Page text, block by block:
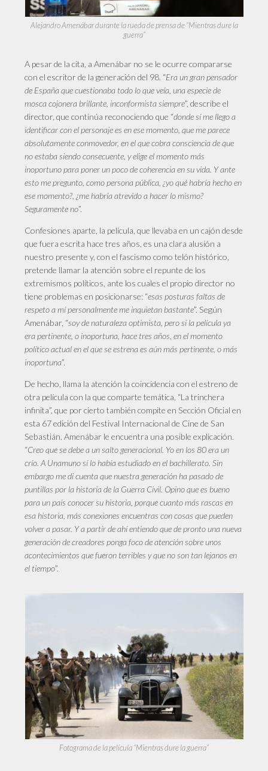
Alejandro Amenábar durante la rueda de prensa de “Mientras dure la
guerra”
A pesar de la cita, a Amenábar no se le ocurre compararse
con el escritor de la generación del 98. “Era un gran pensador
de España que cuestionaba todo lo que veía, una especie de
mosca cojonera brillante, inconformista siempre”, describe el
director, que continúa reconociendo que “donde sí me llego a
identificar con el personaje es en ese momento, que me parece
absolutamente conmovedor, en el que cobra consciencia de que
no estaba siendo consecuente, y elige el momento más
inoportuno para poner un poco de coherencia en su vida. Y ante
esto me pregunto, como persona pública, ¿yo qué habría hecho en
ese momento?, ¿me habría atrevido a hacer lo mismo?
Seguramente no”.
Confesiones aparte, la película, que llevaba en un cajón desde
que fuera escrita hace tres años, es una clara alusión a
nuestro presente y, con el fascismo como telón histórico,
pretende llamar la atención sobre el repunte de los
extremismos políticos, ante los cuales el propio director no
tiene problemas en posicionarse: “esas posturas faltas de
respeto a mí personalmente me inquietan bastante”. Según
Amenábar, “soy de naturaleza optimista, pero si la película ya
era pertinente, o inoportuna, hace tres años, en el momento
político actual en el que se estrena es aún más pertinente, o más
inoportuna”.
De hecho, llama la atención la coincidencia con el estreno de
otra película con la que comparte temática, “La trinchera
infinita”, que por cierto también compite en Sección Oficial en
esta 67 edición del Festival Internacional de Cine de San
Sebastián. Amenábar le encuentra una posible explicación.
“Creo que se debe a un salto generacional. Yo en los 80 era un
crío. A Unamuno sí lo había estudiado en el bachillerato. Sin
embargo me di cuenta que nuestra generación ha pasado de
puntillas por la historia de la Guerra Civil. Opino que es bueno
para un país conocer su historia, porque cuanto más rascas en
esa historia, más conexiones encuentras con cosas que pueden
volver a pasar. Y a partir de ahí entiendo que de pronto una nueva
generación de creadores ponga foco de atención sobre unos
acontecimientos que fueron terribles y que no son tan lejanos en
el tiempo”.
Fotograma de la película “Mientras dure la guerra”